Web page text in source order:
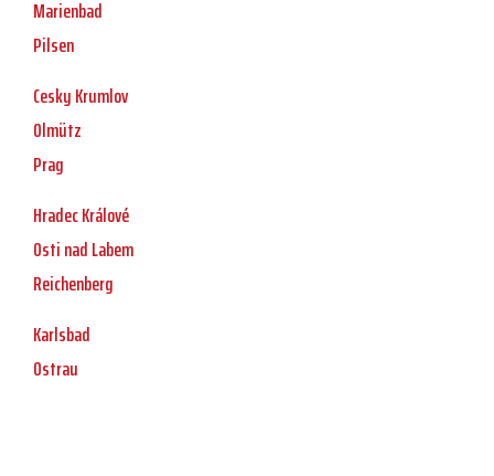
Marienbad
Pilsen
Cesky Krumlov
Olmütz
Prag
Hradec Králové
Osti nad Labem
Reichenberg
Karlsbad
Ostrau